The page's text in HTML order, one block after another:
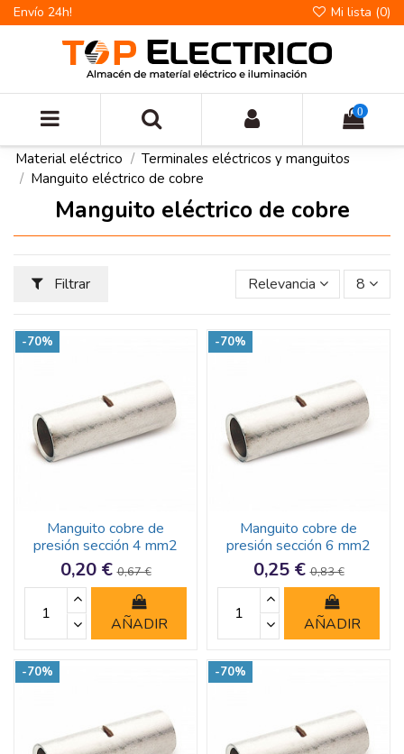
Envío 24h! Mi lista (0)
0
Material eléctrico
Terminales eléctricos y manguitos
Manguito eléctrico de cobre
Manguito eléctrico de cobre
Filtrar Relevancia 8
-70%
Manguito cobre de
presión sección 4 mm2
0,20 €0,67 €
AÑADIR
-70%
Manguito cobre de
presión sección 6 mm2
0,25 €0,83 €
AÑADIR
-70% -70%